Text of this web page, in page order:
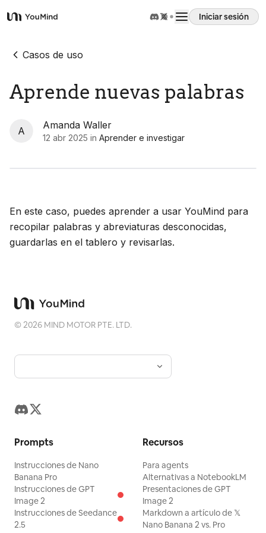
YouMind
Iniciar sesión
Resumen
Casos de uso
Habilidades
Prompts
Precios
Descargar
Actualizaciones
Casos de uso
Aprende nuevas palabras
A Amanda Waller
12 abr 2025 in Aprender e investigar
En este caso, puedes aprender a usar YouMind para
recopilar palabras y abreviaturas desconocidas,
guardarlas en el tablero y revisarlas.
©2026 MIND MOTOR PTE. LTD.
Prompts
Instrucciones de Nano
Banana Pro
Instrucciones de GPT
Image 2
Instrucciones de Seedance
2.5
Recursos
Para agents
Alternativas a NotebookLM
Presentaciones de GPT
Image 2
Markdown a artículo de 𝕏
Nano Banana 2 vs. Pro